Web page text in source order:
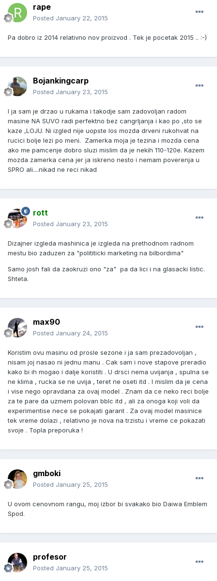
rape
Posted January 22, 2015
Pa dobro iz 2014 relativno nov proizvod . Tek je pocetak 2015 .. :-)
Bojankingcarp
Posted January 23, 2015
I ja sam je drzao u rukama i takodje sam zadovoljan radom
masine NA SUVO radi perfektno bez cangrljanja i kao po ,sto se
kaze ,LOJU. Ni izgled nije uopste los mozda drveni rukohvat na
rucici bolje lezi po meni. Zamerka moja je tezina i mozda cena
ako me pamcenje dobro sluzi mislim da je nekih 110-120e. Kazem
mozda zamerka cena jer ja iskreno nesto i nemam poverenja u
SPRO ali....nikad ne reci nikad
rott
Posted January 23, 2015
Dizajner izgleda mashinica je izgleda na prethodnom radnom
mestu bio zaduzen za "polititicki marketing na bilbordima"
Samo josh fali da zaokruzi ono "za" pa da lici i na glasacki listic.
Shteta.
max90
Posted January 24, 2015
Koristim ovu masinu od prosle sezone i ja sam prezadovoljan ,
nisam joj nasao ni jednu manu . Cak sam i nove stapove preradio
kako bi ih mogao i dalje koristiti . U drsci nema uvijanja , spulna se
ne klima , rucka se ne uvija , teret ne oseti itd . I mislim da je cena
i vise nego opravdana za ovaj model . Znam da ce neko reci bolje
za te pare da uzmem polovan bblc itd , ali za onoga koji voli da
experimentise nece se pokajati garant . Za ovaj model masinice
tek vreme dolazi , relativno je nova na trzistu i vreme ce pokazati
svoje . Topla preporuka !
gmboki
Posted January 25, 2015
U ovom cenovnom rangu, moj izbor bi svakako bio Daiwa Emblem
Spod.
profesor
Posted January 25, 2015